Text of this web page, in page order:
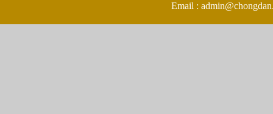
Email :